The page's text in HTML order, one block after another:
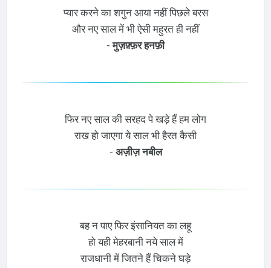
प्यार करने का शगुन आया नहीं पिछले बरस
और नए साल में भी ऐसी महुरत ही नहीं
-मुज़फ़्फ़र हनफ़ी
फिर नए साल की सरहद पे खड़े हैं हम लोग
राख हो जाएगा ये साल भी हैरत कैसी
- अज़ीज़ नबील
बह न पाए फिर इंसानियत का लहू
हो यही मेहरबानी नये साल में
राजधानी में जितने हैं चिकने घड़े